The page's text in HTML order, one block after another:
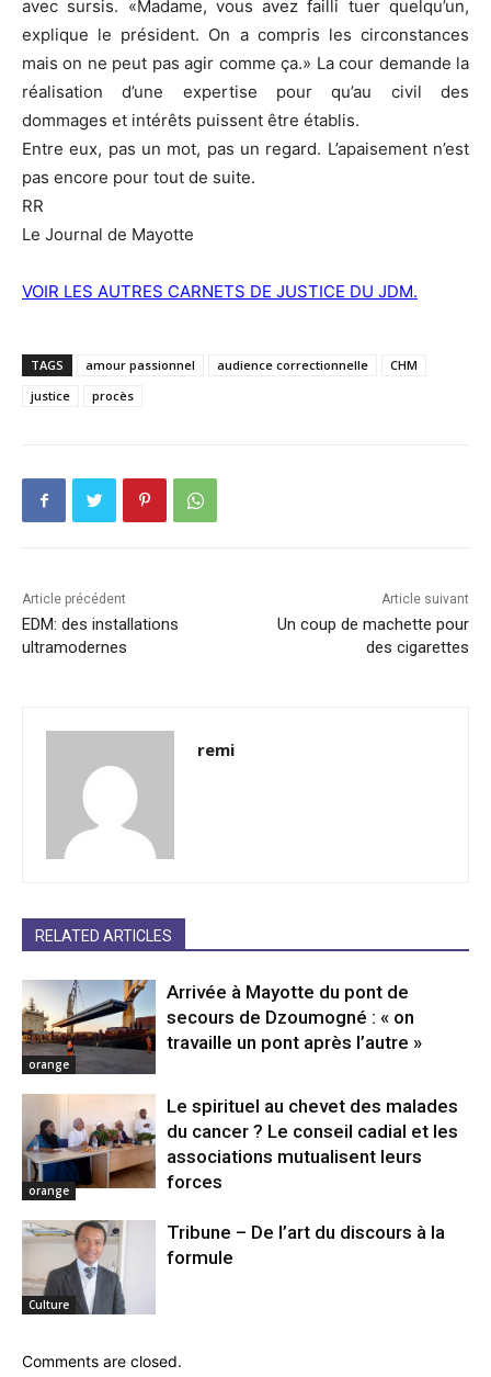
avec sursis. «Madame, vous avez failli tuer quelqu’un,
explique le président. On a compris les circonstances
mais on ne peut pas agir comme ça.» La cour demande la
réalisation d’une expertise pour qu’au civil des
dommages et intérêts puissent être établis.
Entre eux, pas un mot, pas un regard. L’apaisement n’est
pas encore pour tout de suite.
RR
Le Journal de Mayotte
VOIR LES AUTRES CARNETS DE JUSTICE DU JDM.
TAGS amour passionnel audience correctionnelle
CHM
justice
procès
Article précédent
EDM: des installations
ultramodernes
Article suivant
Un coup de machette pour
des cigarettes
remi
RELATED ARTICLES
orange
Arrivée à Mayotte du pont de
secours de Dzoumogné : « on
travaille un pont après l’autre »
orange
Le spirituel au chevet des malades
du cancer ? Le conseil cadial et les
associations mutualisent leurs
forces
Culture
Tribune – De l’art du discours à la
formule
Comments are closed.